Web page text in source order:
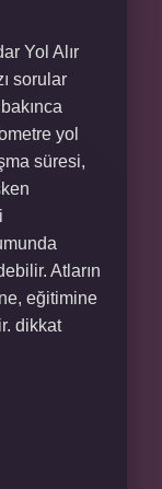
Yol Alır
sorular
yol
süresi,
Atların
eğitimine
dikkat